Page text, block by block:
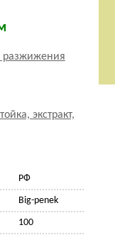
РФ
Big-penek
100